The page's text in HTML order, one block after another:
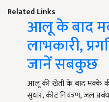
Related Links
आलू के बाद
लाभकारी,
जानें सबकुछ
आलू की खेती के बाद मक्के की
सुधार, कीट नियंत्रण, जल